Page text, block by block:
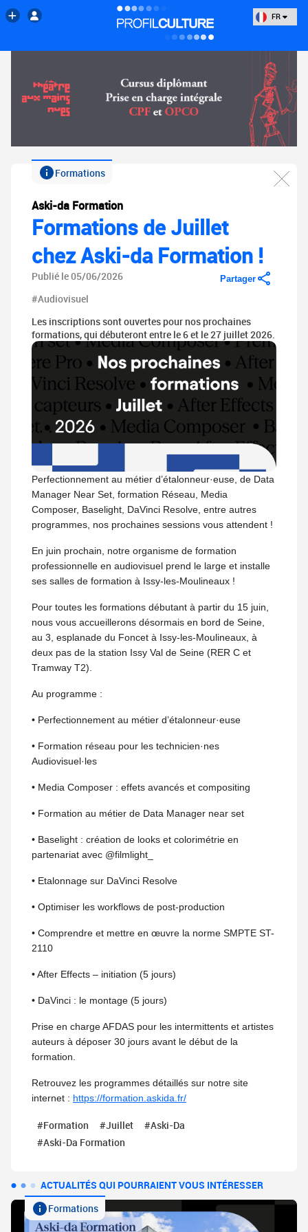
FR
Formations
Aski-da Formation
Formations de Juillet
chez Aski-da Formation !
Publié le 05/06/2026
#Audiovisuel
Partager
Les inscriptions sont ouvertes pour nos prochaines
formations, qui débuteront entre le 6 et le 27 juillet 2026.
Perfectionnement au métier d’étalonneur·euse, de Data
Manager Near Set, formation Réseau, Media
Composer, Baselight, DaVinci Resolve, entre autres
programmes, nos prochaines sessions vous attendent !
En juin prochain, notre organisme de formation
professionnelle en audiovisuel prend le large et installe
ses salles de formation à Issy-les-Moulineaux !
Pour toutes les formations débutant à partir du 15 juin,
nous vous accueillerons désormais en bord de Seine,
au 3, esplanade du Foncet à Issy-les-Moulineaux, à
deux pas de la station Issy Val de Seine (RER C et
Tramway T2).
Au programme :
• Perfectionnement au métier d’étalonneur·euse
• Formation réseau pour les technicien·nes
Audiovisuel·les
• Media Composer : effets avancés et compositing
• Formation au métier de Data Manager near set
• Baselight : création de looks et colorimétrie en
partenariat avec @filmlight_
• Etalonnage sur DaVinci Resolve
• Optimiser les workflows de post-production
• Comprendre et mettre en œuvre la norme SMPTE ST-
2110
• After Effects – initiation (5 jours)
• DaVinci : le montage (5 jours)
Prise en charge AFDAS pour les intermittents et artistes
auteurs à déposer 30 jours avant le début de la
formation.
Retrouvez les programmes détaillés sur notre site
internet : https://formation.askida.fr/
#Formation #Juillet
#Aski-Da
#Aski-Da Formation
ACTUALITÉS QUI POURRAIENT VOUS INTÉRESSER
Formations